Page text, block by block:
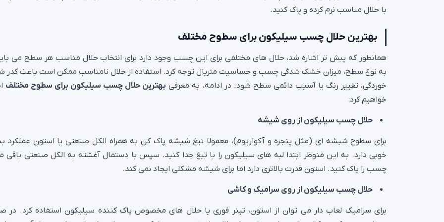
با حلال مناسب نرم کرده و پاک کنید.
بهترین حلال چسب سیلیکون برای سطوح مختلف
همانطور که پبش تر اشاره شد، حلال های مختلفی برای این چسب وجود دارد برای انتخاب حلال مناسب هر سطح می
به نوع سطح، میزان خشک شدگی چسب و حساسیت متریال توجه کرد. استفاده از حلال نامناسب ممکن است باعث کدر
خوردگی، تغییر رنگ یا آسیب دائمی سطح شود. در ادامه، به معرفی بهترین حلال چسب سیلیکون برای سطوح مختلف
خواهیم کرد:
حلال چسب سیلیکون از روی شیشه
برای سطوح شیشه‌ ای (مثل پنجره و آکواریوم)، معمولا تیغ شیشه‌ پاک‌ کن به‌ همراه الکل صنعتی یا استون عملکرد
خوبی دارد. به این منوظر ابتدا لبه‌ های سیلیکون را با تیغ جدا کنید. سپس با دستمال آغشته به الکل صنعتی باقی‌
چسب را پاک کنید. استون قدرت بالاتری دارد اما برای شیشه مشکلی ایجاد نمی‌ کند.
حلال چسب سیلیکون از روی سرامیک و کاشی
برای سرامیک لعاب‌ دار می‌ توان از استون، تینر فوری یا حلال‌ های مخصوص پاک‌ کننده سیلیکون استفاده کرد. در